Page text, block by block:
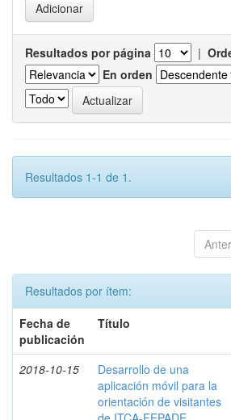
Resultados por página |
En orden
Resultados 1-1 de 1.
Resultados por ítem:
Fecha de
publicación
Título
2018-10-15
Desarrollo de una
aplicación móvil para la
orientación de visitantes